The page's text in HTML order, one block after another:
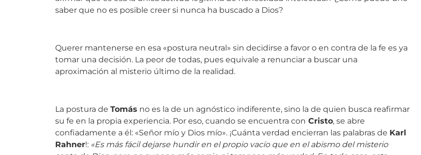
saber que no es posible creer si nunca ha buscado a Dios?
Querer mantenerse en esa «postura neutral» sin decidirse a favor o en contra de la fe es ya
tomar una decisión. La peor de todas, pues equivale a renunciar a buscar una
aproximación al misterio último de la realidad.
La postura de Tomás
no es la de un agnóstico indiferente, sino la de quien busca reafirmar
su fe en la propia experiencia. Por eso, cuando se encuentra con
Cristo
, se abre
confiadamente a él: «Señor mío y Dios mío». ¡Cuánta verdad encierran las palabras de Karl
Rahner !:
«Es más fácil dejarse hundir en el propio vacío que en el abismo del misterio
santo de Dios, pero no supone más coraje ni tampoco más verdad. En todo caso, esta